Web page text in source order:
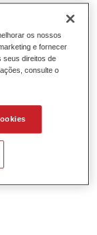
os nossos
e fornecer
seus direitos de
consulte o